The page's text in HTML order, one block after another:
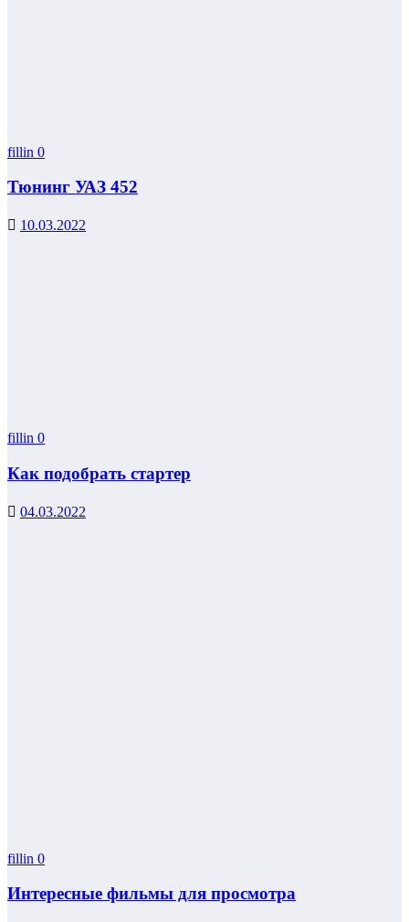
fillin 0
Тюнинг УАЗ 452
10.03.2022
fillin 0
Как подобрать стартер
04.03.2022
fillin 0
Интересные фильмы для просмотра